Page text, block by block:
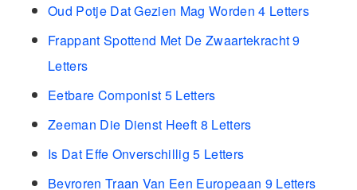
Oud Potje Dat Gezien Mag Worden 4 Letters
Frappant Spottend Met De Zwaartekracht 9
Letters
Eetbare Componist 5 Letters
Zeeman Die Dienst Heeft 8 Letters
Is Dat Effe Onverschillig 5 Letters
Bevroren Traan Van Een Europeaan 9 Letters